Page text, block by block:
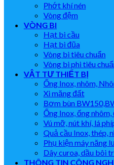
Phớt khí nén
Vòng đệm
VÒNG BI
Hạt bi cầu
Hạt bi đũa
Vòng bi tiêu chuẩn
Vòng bi phi tiêu
VẬT TƯ THIẾT BỊ
Ống Inox, nhôm,
Xi măng đất
Bơm bùn
Ống Inox, ống
Vú mỡ, nút khí, lá
Quả cầu Inox, thép,
Phụ kiện máy năng
Dây curoa, dầu bôi
THÔNG TIN CÔNG